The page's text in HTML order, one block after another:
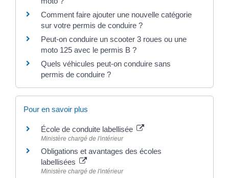
Comment faire ajouter une nouvelle catégorie
sur votre permis de conduire ?
Peut-on conduire un scooter 3 roues ou une
moto 125 avec le permis B ?
Quels véhicules peut-on conduire sans
permis de conduire ?
Pour en savoir plus
École de conduite labellisée
Ministère chargé de l'intérieur
Obligations et avantages des écoles
labellisées
Ministère chargé de l'intérieur